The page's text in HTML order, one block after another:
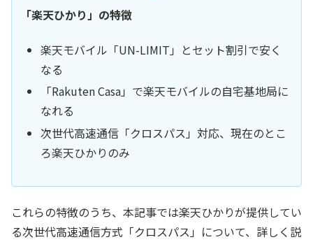
「楽天ひかり」の特徴
楽天モバイル「UN-LIMIT」とセット割引で安く
なる
「Rakuten Casa」で楽天モバイルの自宅基地局に
なれる
次世代高速通信「クロスパス」対応、現在のとこ
ろ楽天ひかりのみ
これらの特徴のうち、本記事では楽天ひかりが提供してい
る次世代高速通信方式「クロスパス」について、詳しく説